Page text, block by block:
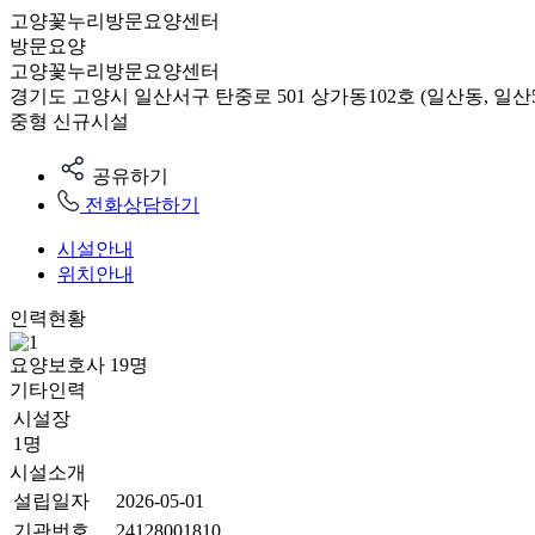
고양꽃누리방문요양센터
방문요양
고양꽃누리방문요양센터
경기도 고양시 일산서구 탄중로 501 상가동102호 (일산동, 일
중형 신규시설
공유하기
전화상담하기
시설안내
위치안내
인력현황
요양보호사 19명
기타인력
시설장
1명
시설소개
설립일자
2026-05-01
기관번호
24128001810